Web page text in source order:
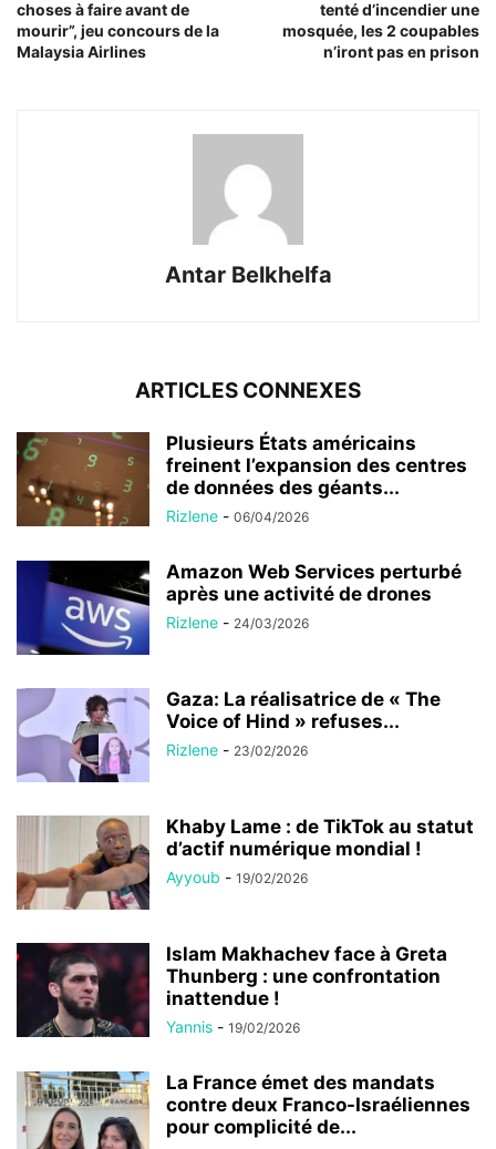
choses à faire avant de
mourir”, jeu concours de la
Malaysia Airlines
tenté d’incendier une
mosquée, les 2 coupables
n’iront pas en prison
Antar Belkhelfa
ARTICLES CONNEXES
Plusieurs États américains
freinent l’expansion des centres
de données des géants...
Rizlene - 06/04/2026
Amazon Web Services perturbé
après une activité de drones
Rizlene - 24/03/2026
Gaza: La réalisatrice de « The
Voice of Hind » refuses...
Rizlene - 23/02/2026
Khaby Lame : de TikTok au statut
d’actif numérique mondial !
Ayyoub - 19/02/2026
Islam Makhachev face à Greta
Thunberg : une confrontation
inattendue !
Yannis - 19/02/2026
La France émet des mandats
contre deux Franco-Israéliennes
pour complicité de...